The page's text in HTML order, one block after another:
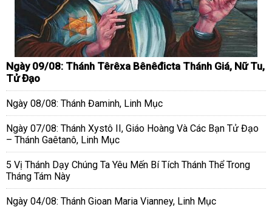
Ngày 09/08: Thánh Têrêxa Bênêđicta Thánh Giá, Nữ Tu,
Tử Đạo
Ngày 08/08: Thánh Đaminh, Linh Mục
Ngày 07/08: Thánh Xystô II, Giáo Hoàng Và Các Bạn Tử Đạo
– Thánh Gaêtanô, Linh Mục
5 Vị Thánh Dạy Chúng Ta Yêu Mến Bí Tích Thánh Thể Trong
Tháng Tám Này
Ngày 04/08: Thánh Gioan Maria Vianney, Linh Mục